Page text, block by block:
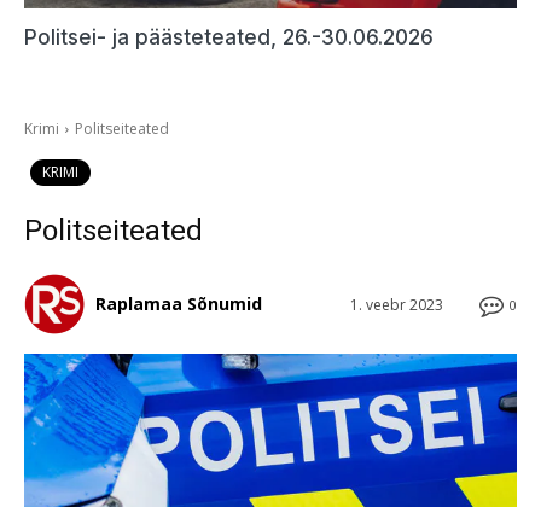
Politsei- ja päästeteated, 26.-30.06.2026